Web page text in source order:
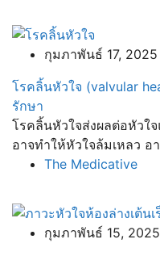
กุมภาพันธ์ 17, 2025
โรคลิ้นหัวใจ (valvular
รักษา
โรคลิ้นหัวใจส่งผลต่อหัว
อาจทำให้หัวใจล้มเหลว อ
The Medicative
กุมภาพันธ์ 15, 2025